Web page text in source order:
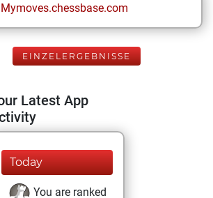
Mymoves.chessbase.com
EINZELERGEBNISSE
Latest App
Today
You are ranked